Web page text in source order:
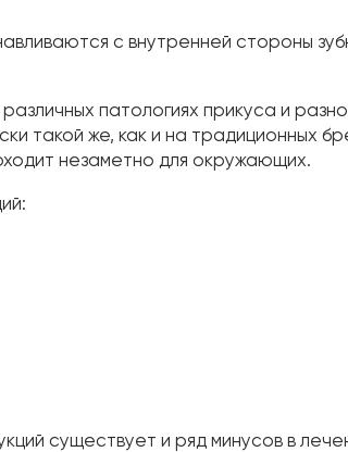
с внутренней стороны
патологиях прикуса и
такой же, как и на традиционных
незаметно для окружающих.
существует и ряд минусов в